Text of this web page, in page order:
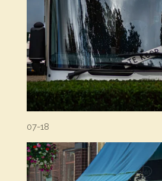
07-18